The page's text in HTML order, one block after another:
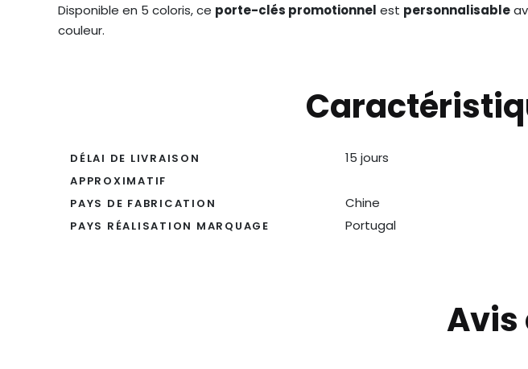
Disponible en 5 coloris, ce porte-clés promotionnel est personnalisable
couleur.
DÉLAI DE LIVRAISON
APPROXIMATIF
15 jours
PAYS DE FABRICATION Chine
PAYS RÉALISATION MARQUAGE Portugal
Avis